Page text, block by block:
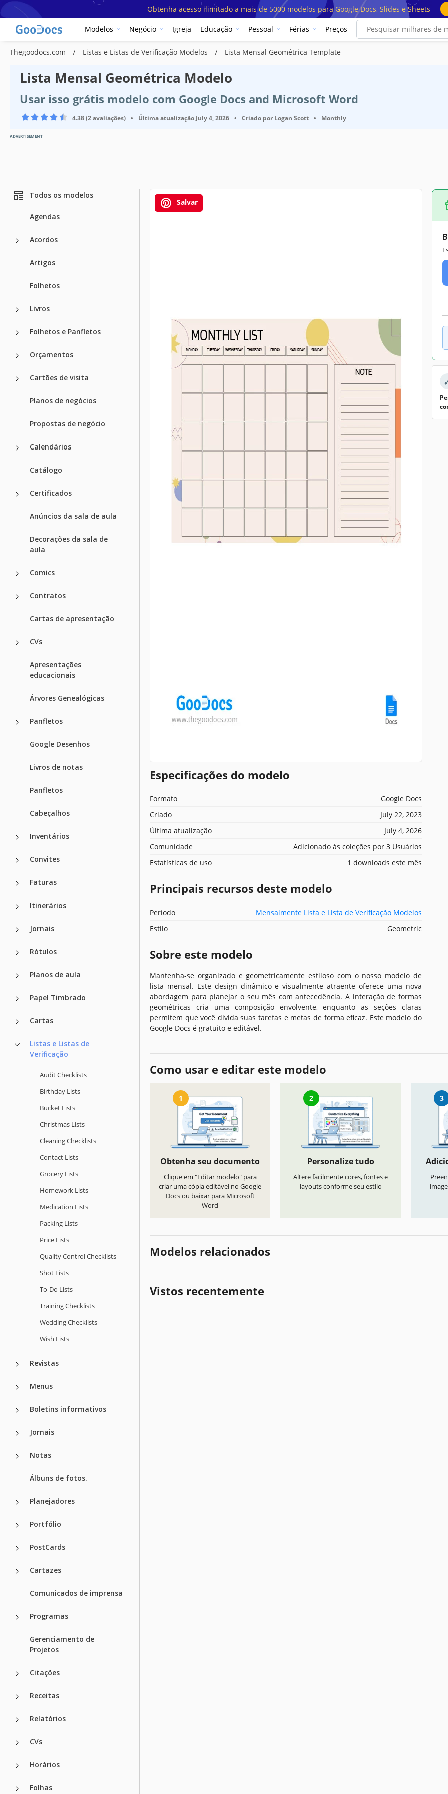
Obtenha acesso ilimitado a mais de 5000 modelos para Google Docs, Slides e Sheets
Modelos Negócio Igreja Educação Pessoal Férias Preços
Thegoodocs.com Listas e Listas de Verificação Modelos Lista Mensal Geométrica Template
Lista Mensal Geométrica Modelo
Usar isso grátis modelo com Google Docs and Microsoft Word
4.38 (2 avaliações) • Última atualização July 4, 2026 • Criado por Logan Scott • Monthly
ADVERTISEMENT
Todos os modelos
Agendas
Acordos
Artigos
Folhetos
Livros
Folhetos e Panfletos
Orçamentos
Cartões de visita
Planos de negócios
Propostas de negócio
Calendários
Catálogo
Certificados
Anúncios da sala de aula
Decorações da sala de
aula
Comics
Contratos
Cartas de apresentação
CVs
Apresentações
educacionais
Árvores Genealógicas
Panfletos
Google Desenhos
Livros de notas
Panfletos
Cabeçalhos
Inventários
Convites
Faturas
Itinerários
Jornais
Rótulos
Planos de aula
Papel Timbrado
Cartas
Listas e Listas de
Verificação
Audit Checklists
Birthday Lists
Bucket Lists
Christmas Lists
Cleaning Checklists
Contact Lists
Grocery Lists
Homework Lists
Medication Lists
Packing Lists
Price Lists
Quality Сontrol Checklists
Shot Lists
To-Do Lists
Training Checklists
Wedding Checklists
Wish Lists
Revistas
Menus
Boletins informativos
Jornais
Notas
Álbuns de fotos.
Planejadores
Portfólio
PostCards
Cartazes
Comunicados de imprensa
Programas
Gerenciamento de
Projetos
Citações
Receitas
Relatórios
CVs
Horários
Folhas
Salvar
Especificações do modelo
Formato
Google Docs
Criado
July 22, 2023
Última atualização
July 4, 2026
Comunidade
Adicionado às coleções por 3 Usuários
Estatísticas de uso
1 downloads este mês
Principais recursos deste modelo
Período
Mensalmente Lista e Lista de Verificação Modelos
Estilo
Geometric
Sobre este modelo
Mantenha-se organizado e geometricamente estiloso com o nosso modelo de
lista mensal. Este design dinâmico e visualmente atraente oferece uma nova
abordagem para planejar o seu mês com antecedência. A interação de formas
geométricas cria uma composição envolvente, enquanto as seções claras
permitem que você divida suas tarefas e metas de forma eficaz. Este modelo do
Google Docs é gratuito e editável.
Como usar e editar este modelo
1
Obtenha seu documento
Clique em "Editar modelo" para
criar uma cópia editável no Google
Docs ou baixar para Microsoft
Word
2
Personalize tudo
Altere facilmente cores, fontes e
layouts conforme seu estilo
3
Modelos relacionados
Vistos recentemente